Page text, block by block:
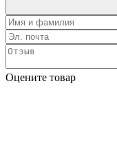
Оцените товар